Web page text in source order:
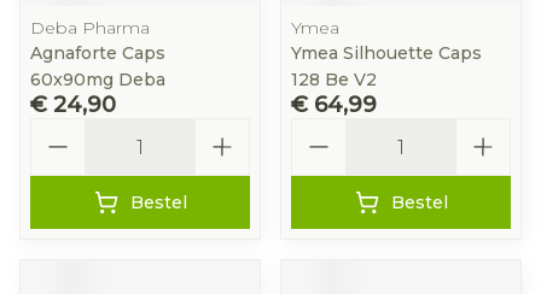
Deba Pharma
Agnaforte Caps
60x90mg Deba
€ 24,90
Bestel
Ymea
Ymea Silhouette Caps
128 Be V2
€ 64,99
Bestel